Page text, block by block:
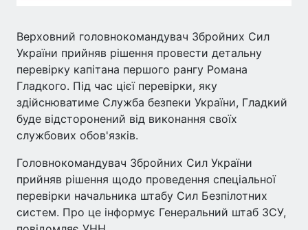
Верховний головнокомандувач Збройних Сил
України прийняв рішення провести детальну
перевірку капітана першого рангу Романа
Гладкого. Під час цієї перевірки, яку
здійснюватиме Служба безпеки України, Гладкий
буде відсторонений від виконання своїх
службових обов'язків.
Головнокомандувач Збройних Сил України
прийняв рішення щодо проведення спеціальної
перевірки начальника штабу Сил Безпілотних
систем. Про це інформує Генеральний штаб ЗСУ,